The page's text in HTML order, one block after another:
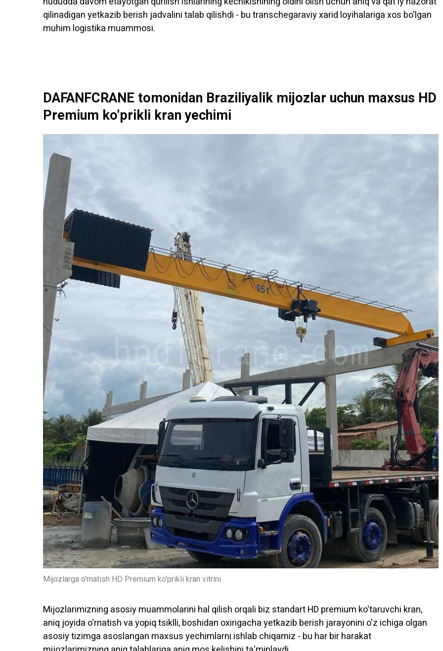
qilinadigan yetkazib berish jadvalini talab qilishdi - bu transchegaraviy xarid loyihalariga xos bo'lgan
muhim logistika muammosi.
DAFANFCRANE tomonidan Braziliyalik mijozlar uchun maxsus HD
Premium ko'prikli kran yechimi
Mijozlarga o'rnatish HD Premium ko'prikli kran vitrini
Mijozlarimizning asosiy muammolarini hal qilish orqali biz standart HD premium ko'taruvchi kran,
aniq joyida o'rnatish va yopiq tsiklli, boshidan oxirigacha yetkazib berish jarayonini o'z ichiga olgan
asosiy tizimga asoslangan maxsus yechimlarni ishlab chiqamiz - bu har bir harakat